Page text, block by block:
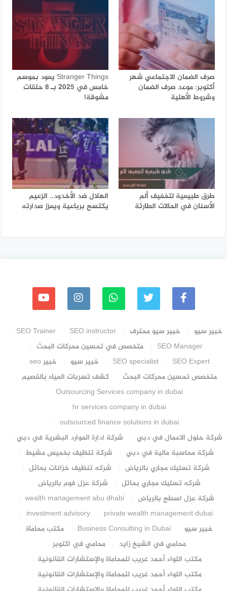
صرف الضمان الاجتماعي شهر
أكتوبر: موعد صرف الضمان
وشروط الأهلية
Stranger Things يعود بموسم
خامس في 2025 بـ 8 حلقات
مشوقة!
طرق طبيعية لتخفيف ألم
الأسنان في الحالات الطارئة
الهلال ضد الأخدود.. الزعيم
يكتسح برباعية ويعزز صدارته
خبير سيو خبير سيو محترف SEO instructor
SEO Trainer
SEO Manager
متخصص في تحسين محركات البحث
SEO Expert
SEO specialist خبير سيو
خبير seo
متخصص تحسين محركات البحث
كشف تسربات المياه بالقصيم
Outsourcing Services company in dubai
hr services company in dubai
outsourced finance solutions in dubai
شركة حلول الاعمال في دبي
شركة ادارة الموارد البشرية في دبي
شركة محاسبة مالية في دبي
شركة تنظيف بخميس مشيط
شركة تسليك مجاري بالرياض
شركه تنظيف خزانات بحائل
شركه تسليك مجاري بحائل
شركة عزل فوم بالرياض
شركة عزل اسطح بالرياض
wealth management abu dhabi
private wealth management dubai
investment advisory
خبير سيو
Business Consulting in Dubai
مكتب محاماة
محامي في الشيخ زايد
محامي في اكتوبر
مكتب اللواء أحمد غريب للمحاماة والإستشارات القانونية
مكتب اللواء أحمد غريب للمحاماة والإستشارات القانونية